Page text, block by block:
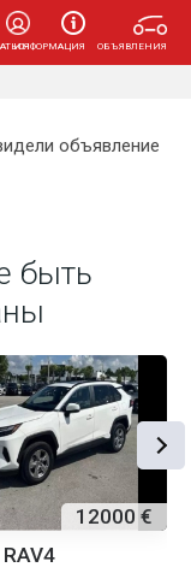
ОБЪЯВЛЕНИЯ
ИНФОРМАЦИЯ
объявление
быть
12000 €